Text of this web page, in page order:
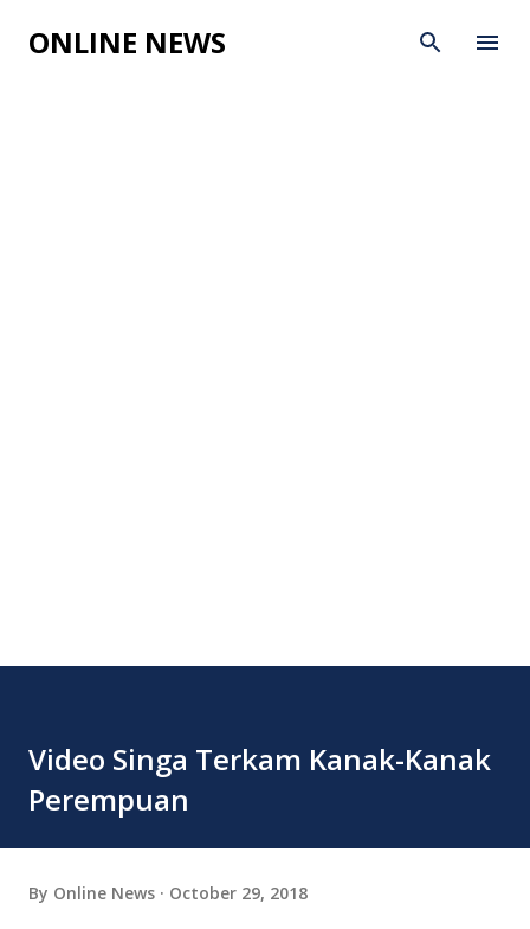
Skip to main content
ONLINE NEWS
Video Singa Terkam Kanak-Kanak
Perempuan
By Online News October 29, 2018